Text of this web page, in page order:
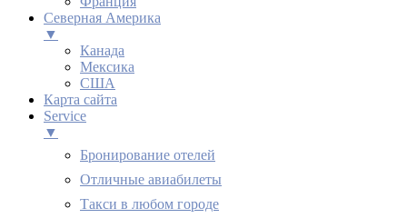
Северная Америка
▼
Канада
Мексика
США
Карта сайта
Service
▼
Бронирование отелей
Отличные авиабилеты
Такси в любом городе